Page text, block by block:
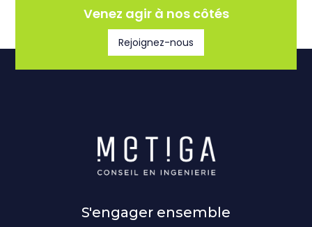
Venez agir à nos côtés
Rejoignez-nous
S'engager ensemble